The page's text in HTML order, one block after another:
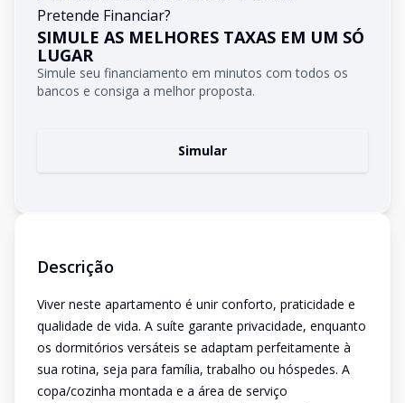
Pretende Financiar?
SIMULE AS MELHORES TAXAS EM UM SÓ
LUGAR
Simule seu financiamento em minutos com todos os
bancos e consiga a melhor proposta.
Simular
Descrição
Viver neste apartamento é unir conforto, praticidade e
qualidade de vida. A suíte garante privacidade, enquanto
os dormitórios versáteis se adaptam perfeitamente à
sua rotina, seja para família, trabalho ou hóspedes. A
copa/cozinha montada e a área de serviço